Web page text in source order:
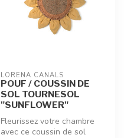
LORENA CANALS
POUF / COUSSIN DE
SOL TOURNESOL
"SUNFLOWER"
Fleurissez votre chambre
avec ce coussin de sol